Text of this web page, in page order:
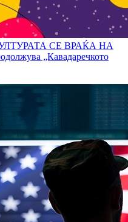
СЕ ВРАЌА НА
„Кавадаречкото